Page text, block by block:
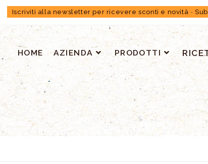
Iscriviti alla newsletter per ricevere sconti e novità -
HOME AZIENDA PRODOTTI